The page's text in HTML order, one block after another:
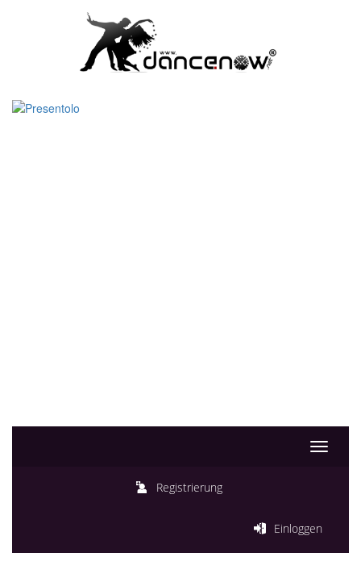
Toggle
Registrierung
Einloggen